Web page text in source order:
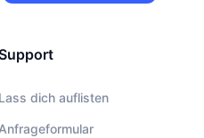
Lass dich auflisten
Anfrageformular